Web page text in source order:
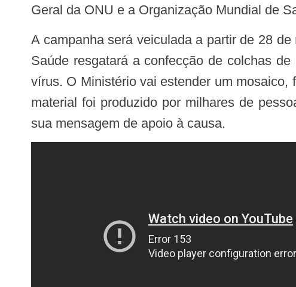
Geral da ONU e a Organização Mundial de
A campanha será veiculada a partir de 28 de novembro. Como parte das comemorações do dia 1º de dezembro, o Ministério da
Saúde resgatará a confecção de colchas
vírus. O Ministério vai estender um
material foi produzido por milhares de
sua mensagem de apoio à causa.